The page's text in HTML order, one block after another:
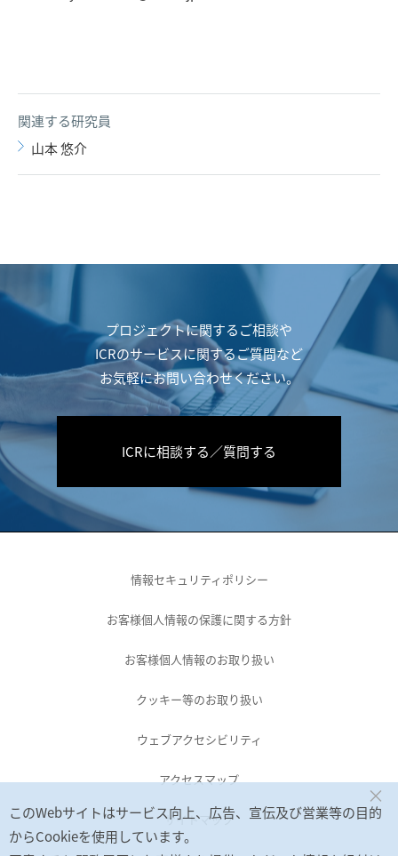
関連する研究員
山本 悠介
プロジェクトに関するご相談や
ICRのサービスに関するご質問など
お気軽にお問い合わせください。
ICRに相談する／質問する
情報セキュリティポリシー
お客様個人情報の保護に関する方針
お客様個人情報のお取り扱い
クッキー等のお取り扱い
ウェブアクセシビリティ
アクセスマップ
サイトマップ
このWebサイトはサービス向上、広告、宣伝及び営業等の目的
からCookieを使用しています。
×